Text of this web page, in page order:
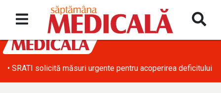
• SRATI solicită măsuri urgente pentru acoperirea deficitului